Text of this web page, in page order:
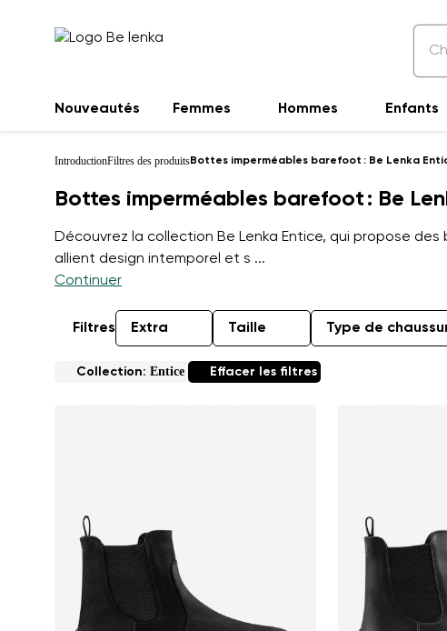
Nouveautés Femmes Hommes Enfants
IntroductionFiltres des produitsBottes imperméables barefoot : Be Lenka
Bottes imperméables barefoot : Be
Découvrez la collection Be Lenka Entice, qui propose
allient design intemporel et s ...
Continuer
Filtres Extra Taille Type de
Collection: Entice Effacer les filtres